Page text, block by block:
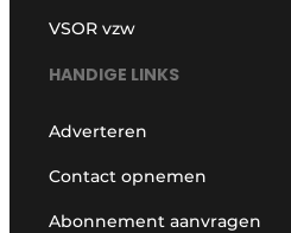
VSOR vzw
HANDIGE LINKS
Adverteren
Contact opnemen
Abonnement aanvragen